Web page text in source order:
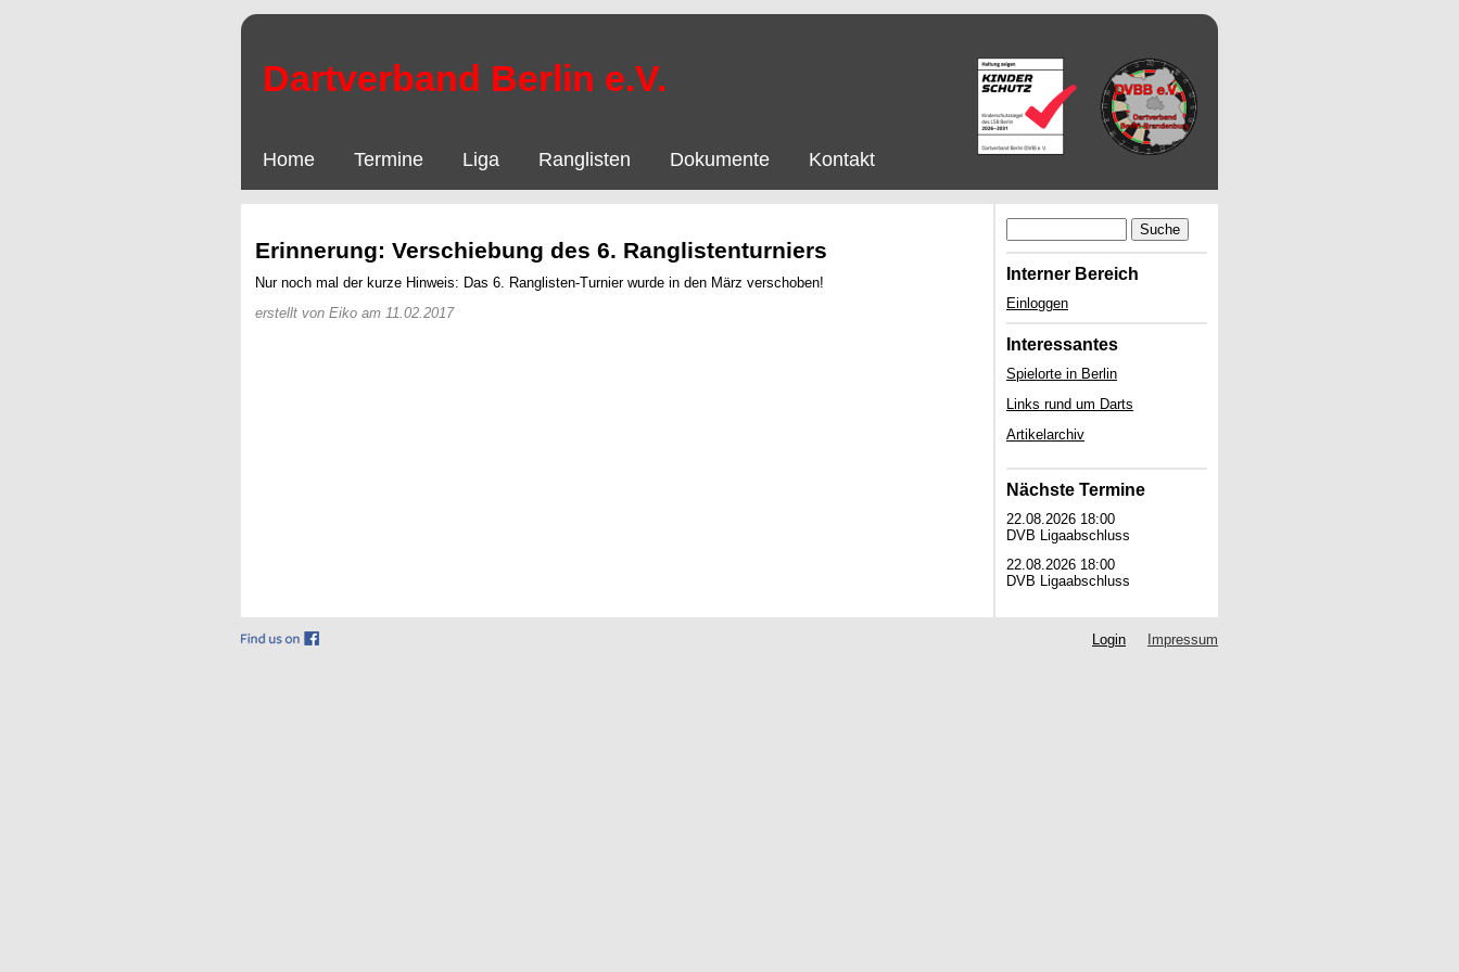
Dartverband Berlin e.V.
Home Termine Liga Ranglisten Dokumente Kontakt
Erinnerung: Verschiebung des 6. Ranglistenturniers
Nur noch mal der kurze Hinweis: Das 6. Ranglisten-Turnier wurde in den März verschoben!
erstellt von Eiko am 11.02.2017
Suche
Interner Bereich
Einloggen
Interessantes
Spielorte in Berlin
Links rund um Darts
Artikelarchiv
Nächste Termine
22.08.2026 18:00
DVB Ligaabschluss
22.08.2026 18:00
DVB Ligaabschluss
Login Impressum